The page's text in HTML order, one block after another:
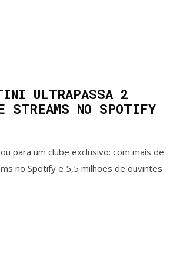
ULTRAPASSA 2
STREAMS NO SPOTIFY
para um clube exclusivo: com mais de
no Spotify e 5,5 milhões de ouvintes